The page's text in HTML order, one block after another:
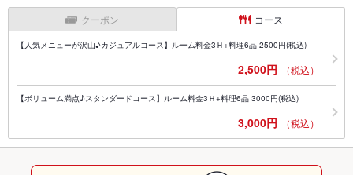
クーポン コース
【人気メニューが沢山♪カジュアルコース】ルーム料金3Ｈ+料理6品 2500円(税込)
2,500円 （税込）
【ボリューム満点♪スタンダードコース】ルーム料金3Ｈ+料理6品 3000円(税込)
3,000円 （税込）